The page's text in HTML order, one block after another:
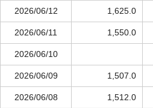
2026/06/12 1,625.0
2026/06/11 1,550.0
2026/06/10
2026/06/09 1,507.0
2026/06/08 1,512.0